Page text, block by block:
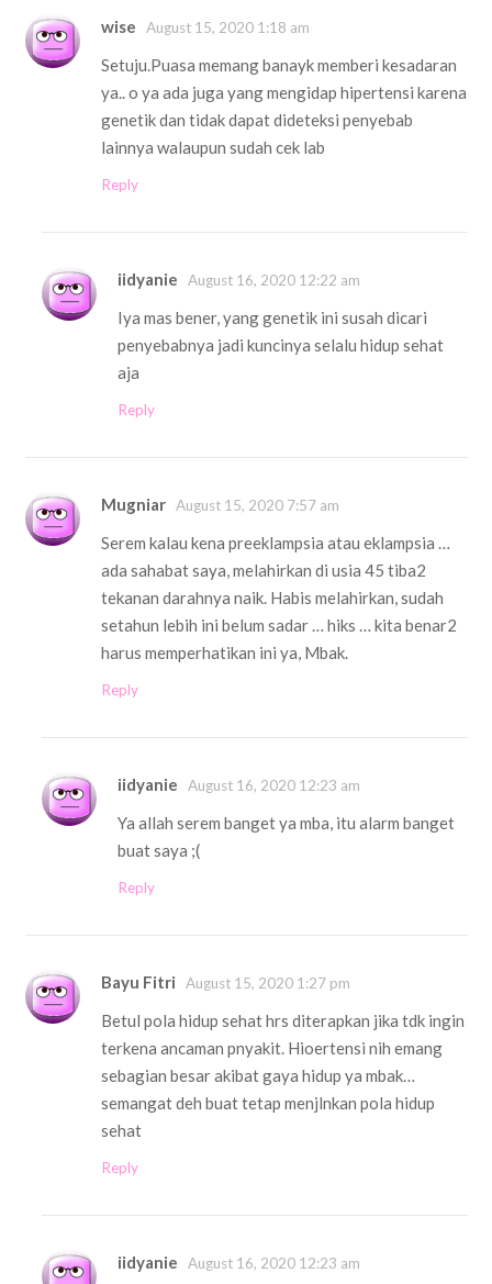
wise August 15, 2020 1:18 am
Setuju.Puasa memang banayk memberi kesadaran
ya.. o ya ada juga yang mengidap hipertensi karena
genetik dan tidak dapat dideteksi penyebab
lainnya walaupun sudah cek lab
Reply
iidyanie August 16, 2020 12:22 am
Iya mas bener, yang genetik ini susah dicari
penyebabnya jadi kuncinya selalu hidup sehat
aja
Reply
Mugniar August 15, 2020 7:57 am
Serem kalau kena preeklampsia atau eklampsia …
ada sahabat saya, melahirkan di usia 45 tiba2
tekanan darahnya naik. Habis melahirkan, sudah
setahun lebih ini belum sadar … hiks … kita benar2
harus memperhatikan ini ya, Mbak.
Reply
iidyanie August 16, 2020 12:23 am
Ya allah serem banget ya mba, itu alarm banget
buat saya ;(
Reply
Bayu Fitri August 15, 2020 1:27 pm
Betul pola hidup sehat hrs diterapkan jika tdk ingin
terkena ancaman pnyakit. Hioertensi nih emang
sebagian besar akibat gaya hidup ya mbak…
semangat deh buat tetap menjlnkan pola hidup
sehat
Reply
iidyanie August 16, 2020 12:23 am